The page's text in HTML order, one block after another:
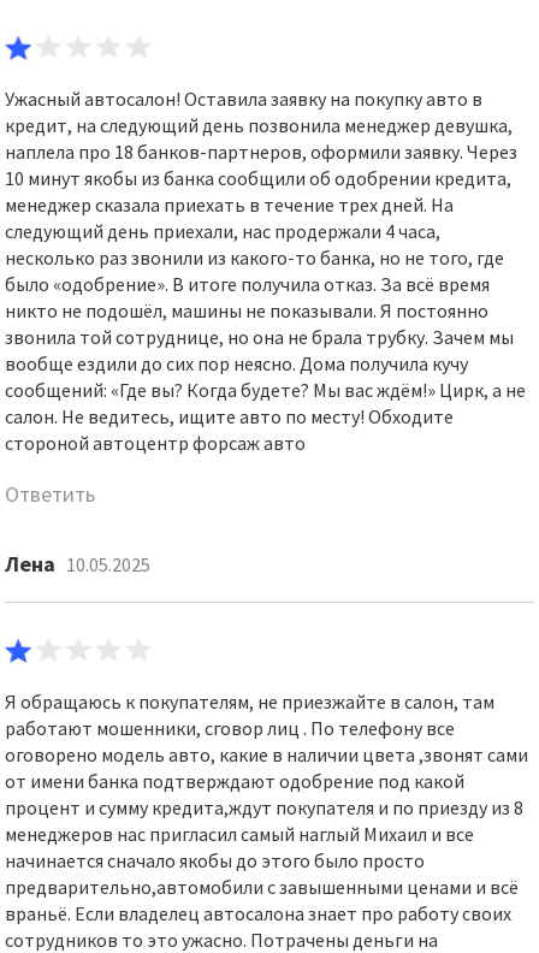
Ужасный автосалон! Оставила заявку на покупку авто в
кредит, на следующий день позвонила менеджер девушка,
наплела про 18 банков-партнеров, оформили заявку. Через
10 минут якобы из банка сообщили об одобрении кредита,
менеджер сказала приехать в течение трех дней. На
следующий день приехали, нас продержали 4 часа,
несколько раз звонили из какого-то банка, но не того, где
было «одобрение». В итоге получила отказ. За всё время
никто не подошёл, машины не показывали. Я постоянно
звонила той сотруднице, но она не брала трубку. Зачем мы
вообще ездили до сих пор неясно. Дома получила кучу
сообщений: «Где вы? Когда будете? Мы вас ждём!» Цирк, а не
салон. Не ведитесь, ищите авто по месту! Обходите
стороной автоцентр форсаж авто
Ответить
Лена 10.05.2025
Я обращаюсь к покупателям, не приезжайте в салон, там
работают мошенники, сговор лиц . По телефону все
оговорено модель авто, какие в наличии цвета ,звонят сами
от имени банка подтверждают одобрение под какой
процент и сумму кредита,ждут покупателя и по приезду из 8
менеджеров нас пригласил самый наглый Михаил и все
начинается сначало якобы до этого было просто
предварительно,автомобили с завышенными ценами и всё
враньё. Если владелец автосалона знает про работу своих
сотрудников то это ужасно. Потрачены деньги на